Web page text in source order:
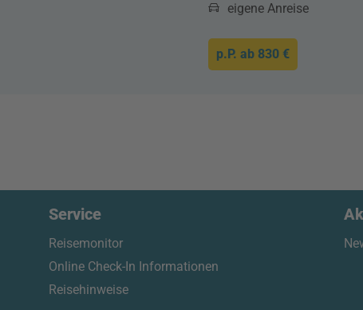
eigene Anreise
p.P. ab 830 €
Service
Reisemonitor
Online Check-In Informationen
Reisehinweise